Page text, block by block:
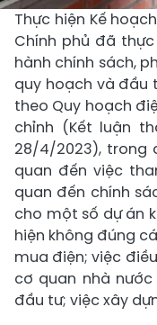
Thực hiện Kế
Chính phủ đã
hành chính sách,
quy hoạch và đầu
theo Quy hoạch
chỉnh (Kết luận
28/4/2023), trong
quan đến việc
quan đến chính
cho một số dự án
hiện không đúng
mua điện; việc
cơ quan nhà
đầu tư; việc xây